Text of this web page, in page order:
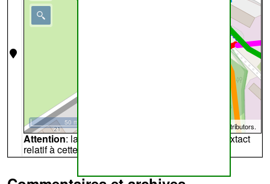
contributors.
50 m
Attention: la carte peut ne pas refléter l'endroit extact
relatif à cette archive